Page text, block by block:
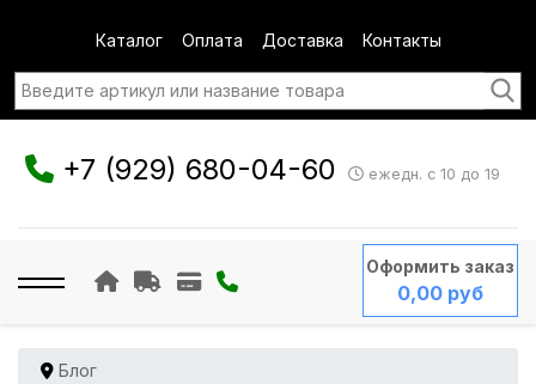
Каталог Оплата Доставка Контакты
+7 (929) 680-04-60 ежедн. с 10 до 19
Оформить заказ
0,00 руб
Блог